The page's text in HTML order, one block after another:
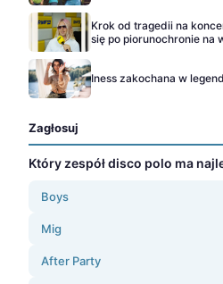
Krok od tragedii na
się po piorunochronie na
Iness zakochana w
Zagłosuj
Który zespół disco polo ma
Boys
Mig
After Party